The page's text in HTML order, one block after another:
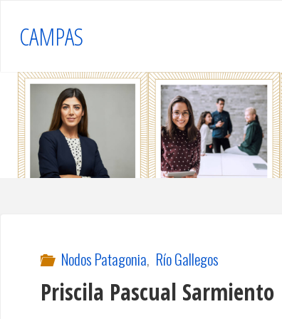
CAMPAS
Nodos Patagonia, Río Gallegos
Priscila Pascual Sarmiento